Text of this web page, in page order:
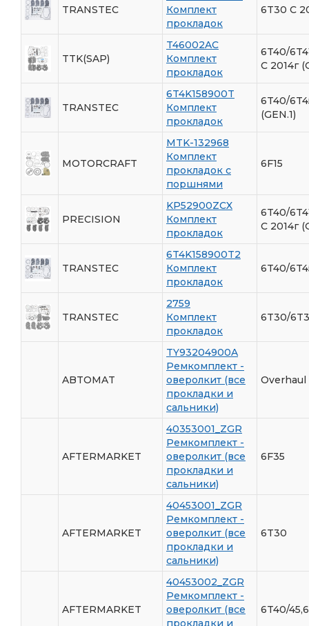
TRANSTEC
Комплект
прокладок
6T30 С
TTK(SAP)
T46002AC
Комплект
прокладок
6T40/
C 2014г
TRANSTEC
6T4K158900T
Комплект
прокладок
6T40/
(GEN.1)
MOTORCRAFT
MTK-132968
Комплект
прокладок с
поршнями
6F15
PRECISION
KP52900ZCX
Комплект
прокладок
6T40/
C 2014г
TRANSTEC
6T4K158900T2
Комплект
прокладок
6T40/
TRANSTEC
2759
Комплект
прокладок
6T30/
ABTOMAT
TY93204900A
Ремкомплект -
оверолкит (все
прокладки и
сальники)
AFTERMARKET
40353001_ZGR
Ремкомплект -
оверолкит (все
прокладки и
сальники)
6F35
AFTERMARKET
40453001_ZGR
Ремкомплект -
оверолкит (все
прокладки и
сальники)
6T30
AFTERMARKET
40453002_ZGR
Ремкомплект -
оверолкит (все
прокладки и
6T40/